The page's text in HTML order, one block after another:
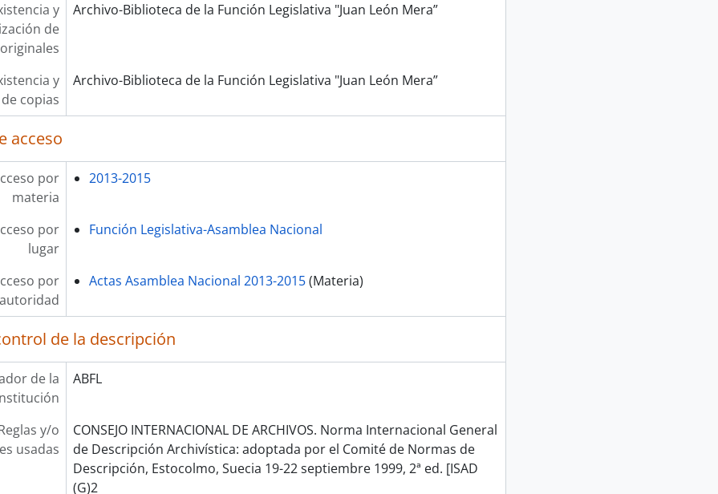
y
de
originales
Archivo-Biblioteca de la Función Legislativa "Juan León Mera”
y
copias
Archivo-Biblioteca de la Función Legislativa "Juan León Mera”
acceso
por
materia
2013-2015
por
lugar
Función Legislativa-Asamblea Nacional
por
autoridad
Actas Asamblea Nacional 2013-2015(Materia)
de la descripción
de la
ABFL
y/o
usadas
CONSEJO INTERNACIONAL DE ARCHIVOS. Norma Internacional General
de Descripción Archivística: adoptada por el Comité de Normas de
Descripción, Estocolmo, Suecia 19-22 septiembre 1999, 2ª ed. [ISAD
(G)2